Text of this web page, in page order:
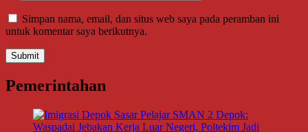
Simpan nama, email, dan situs web saya pada peramban ini
untuk komentar saya berikutnya.
Pemerintahan